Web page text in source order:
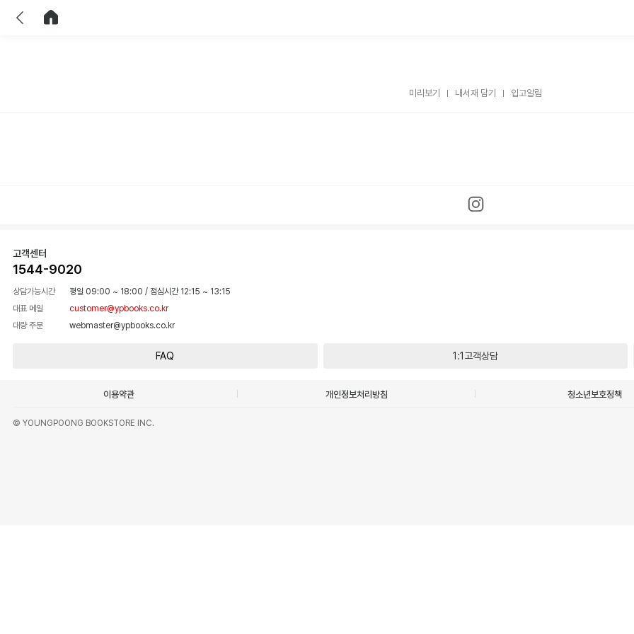
미리보기 내서재 담기 입고알림
고객센터
1544-9020
상담가능시간 평일 09:00 ~ 18:00 / 점심시간 12:15 ~ 13:15
대표 메일
customer@ypbooks.co.kr
대량 주문
webmaster@ypbooks.co.kr
FAQ 1:1고객상담
이용약관 개인정보처리방침 청소년보호정책
© YOUNGPOONG BOOKSTORE INC.